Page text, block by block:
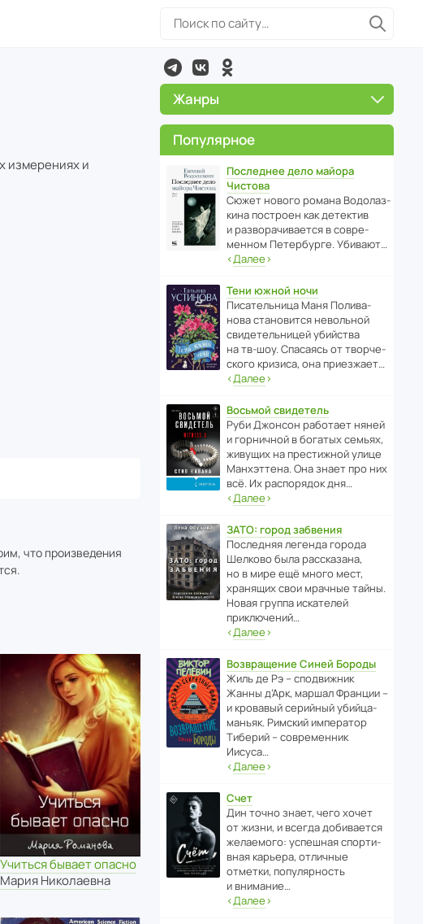
измерениях и
что произведения
Учиться бывает опасно
Мария Николаевна
Жанры
Популярное
Последнее дело майора
Чистова
Сюжет нового романа Водо­ла­з­
кина пост­роен как дете­ктив
и разво­ра­чи­ва­ется в совре­
менном Пете­р­бурге. Убивают…
‹Далее›
Тени южной ночи
Писа­тель­ница Маня Поли­ва­
нова стано­вится невольной
свиде­тель­ницей убийства
на тв-шоу. Спасаясь от твор­че­
с­кого кризиса, она приезжает…
‹Далее›
Восьмой свидетель
Руби Джонсон рабо­тает няней
и горни­чной в богатых семьях,
живущих на прес­ти­жной улице
Манх­эт­тена. Она знает про них
всё. Их распо­рядок дня…
‹Далее›
ЗАТО: город забвения
После­дняя легенда города
Шелково была расска­зана,
но в мире ещё много мест,
хранящих свои мрачные тайны.
Новая группа иска­телей
приключений…
‹Далее›
Возвращение Синей Бороды
Жиль де Рэ – спод­ви­жник
Жанны д’Арк, маршал Франции –
и кровавый серийный убийца-
маньяк. Римский импе­ратор
Тиберий – совре­менник
Иисуса…
‹Далее›
Счет
Дин точно знает, чего хочет
от жизни, и всегда доби­ва­ется
жела­е­мого: успе­шная спор­ти­
вная карьера, отли­чные
отметки, попу­ля­р­ность
и внимание…
‹Далее›